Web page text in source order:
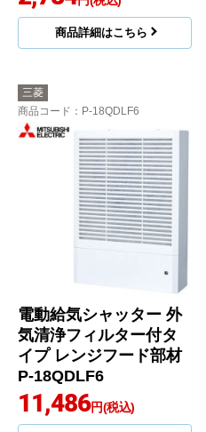
商品詳細はこちら
三菱
商品コード ：P-18QDLF6
電動給気シャッター 外
気清浄フィルター付タ
イプ レンジフード部材
P-18QDLF6
11,486円(税込)